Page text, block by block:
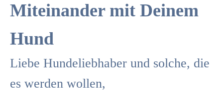
Miteinander mit Deinem
Hund
Liebe Hundeliebhaber und solche, die
es werden wollen,